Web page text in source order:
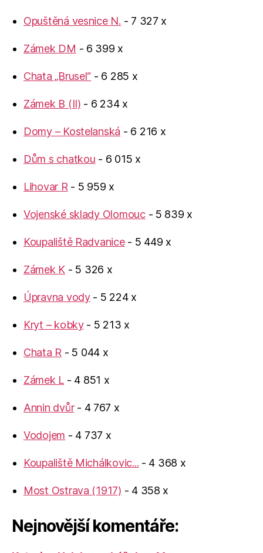
Opuštěná vesnice N. - 7 327 x
Zámek DM - 6 399 x
Chata „Brusel“ - 6 285 x
Zámek B (II) - 6 234 x
Domy – Kostelanská - 6 216 x
Dům s chatkou - 6 015 x
Lihovar R - 5 959 x
Vojenské sklady Olomouc- 5 839 x
Koupaliště Radvanice- 5 449 x
Zámek K - 5 326 x
Úpravna vody- 5 224 x
Kryt – kobky- 5 213 x
Chata R - 5 044 x
Zámek L - 4 851 x
Annin dvůr- 4 767 x
Vodojem - 4 737 x
Koupaliště Michálkovic... - 4 368 x
Most Ostrava (1917) - 4 358 x
Nejnovější komentáře: